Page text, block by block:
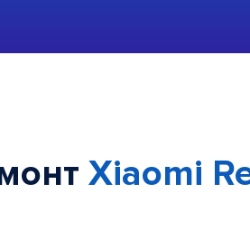
Xiaomi